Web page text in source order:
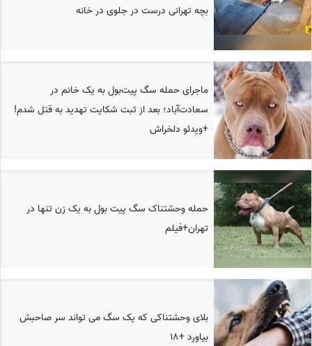
بچه تهرانی درست در جلوی در خانه
ماجرای حمله سگ پیت‌بول به یک خانم در
سعادت‌آباد؛ بعد از ثبت شکایت تهدید به قتل شدم!
+ویدئو دلخراش
حمله وحشتناک سگ پیت بول به یک زن تنها در
تهران+فیلم
بلای وحشتناکی که یک سگ می تواند سر صاحبش
بیاورد +18